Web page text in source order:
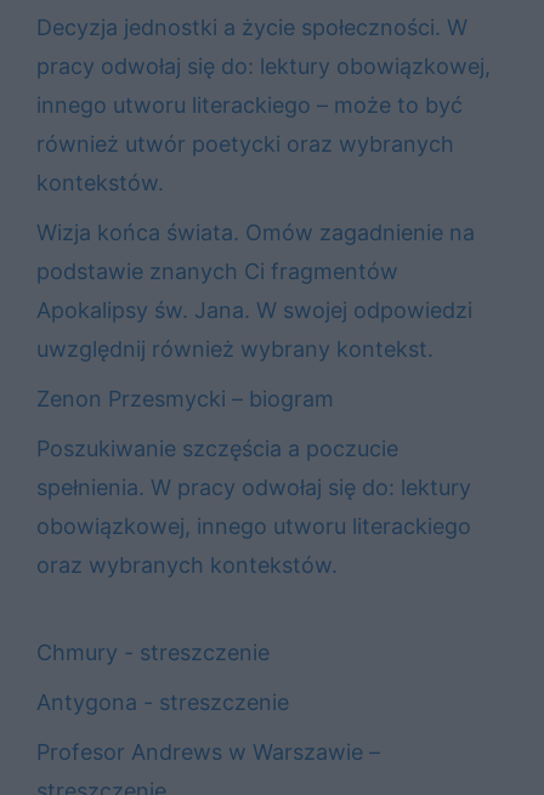
Decyzja jednostki a życie społeczności. W
pracy odwołaj się do: lektury obowiązkowej,
innego utworu literackiego – może to być
również utwór poetycki oraz wybranych
kontekstów.
Wizja końca świata. Omów zagadnienie na
podstawie znanych Ci fragmentów
Apokalipsy św. Jana. W swojej odpowiedzi
uwzględnij również wybrany kontekst.
Zenon Przesmycki – biogram
Poszukiwanie szczęścia a poczucie
spełnienia. W pracy odwołaj się do: lektury
obowiązkowej, innego utworu literackiego
oraz wybranych kontekstów.
Chmury - streszczenie
Antygona - streszczenie
Profesor Andrews w Warszawie –